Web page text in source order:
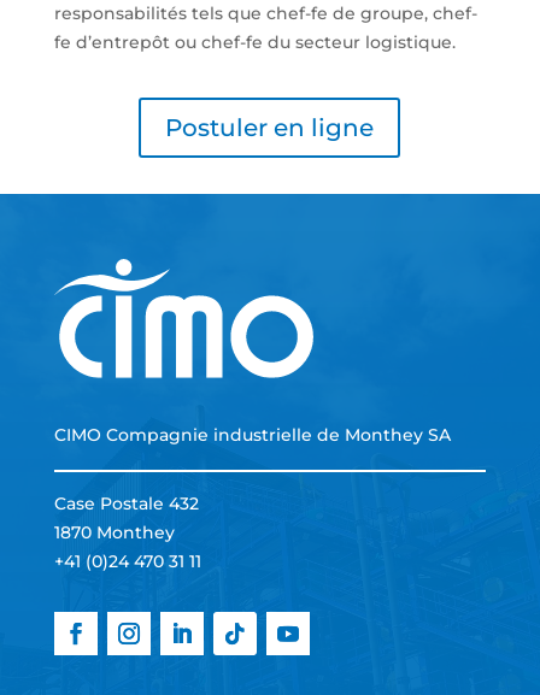
responsabilités tels que chef-fe de groupe, chef-
fe d’entrepôt ou chef-fe du secteur logistique.
Postuler en ligne
CIMO Compagnie industrielle de Monthey SA
Case Postale 432
1870 Monthey
+41 (0)24 470 31 11